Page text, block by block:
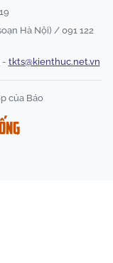
Hà Nội) / 091 122
- tkts@kienthuc.net.vn
của Báo